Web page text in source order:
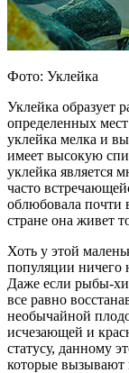
Фото: Уклейка
Уклейка образует
определенных
уклейка мелка и
имеет высокую
уклейка является
часто
облюбовала почти
стране она живет
Хоть у этой
популяции ничего
Даже если рыбы-
все равно
необычайной
исчезающей и
статусу, данному
которые вызывают